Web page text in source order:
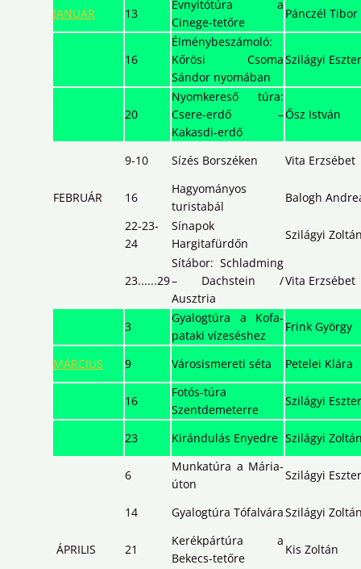
JANUÁR 13
Évnyitótúra a
Cinege-tetőre
Pánczél Tibor
16
Élménybeszámoló:
Kőrösi Csoma
Sándor nyomában
Szilágyi Eszter
20
Nyomkereső túra:
Csere-erdő –
Kakasdi-erdő
Ősz István
9-10 Sízés Borszéken Vita Erzsébet
FEBRUÁR 16
Hagyományos
turistabál
Balogh
22-23-
24
Sínapok
Hargitafürdőn
Szilágyi
23......29
Sítábor: Schladming
– Dachstein /
Ausztria
Vita Erzsébet
3
Gyalogtúra a Kofa-
pataki vízeséshez
Frink György
MÁRCIUS 9 Városismereti séta Petelei Klára
16
Fotós-túra
Szentdemeterre
Szilágyi Eszter
23 Kirándulás Enyedre Szilágyi
6
Munkatúra a Mária-
úton
Szilágyi Eszter
14 Gyalogtúra TófalváraSzilágyi
ÁPRILIS 21
Kerékpártúra a
Bekecs-tetőre
Kis Zoltán